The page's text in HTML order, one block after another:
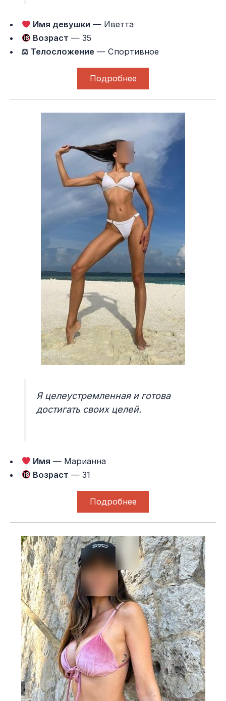
Имя девушки — Иветта
Возраст — 35
⚖ Телосложение — Спортивное
Подробнее
Я целеустремленная и готова
достигать своих целей.
Имя — Марианна
Возраст — 31
Подробнее